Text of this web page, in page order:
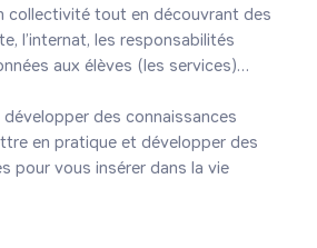
collectivité tout en découvrant des
l’internat, les responsabilités
aux élèves (les services)…
développer des connaissances
en pratique et développer des
pour vous insérer dans la vie